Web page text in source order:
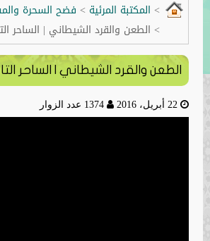
> المكتبة المرئية > فضح السحرة
> الطعن والقرد الشيطاني | الساحر
الطعن والقرد الشيطاني | الساحر